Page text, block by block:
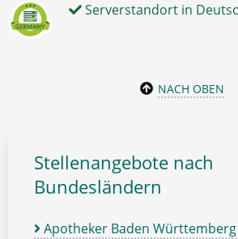
Serverstandort in
NACH OBEN
Stellenangebote nach
Bundesländern
Apotheker Baden Württemberg